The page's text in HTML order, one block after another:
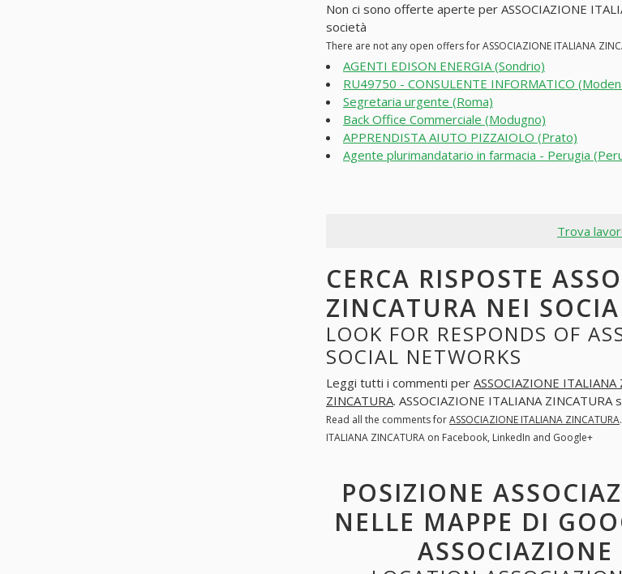
Non ci sono offerte aperte per ASSOCIAZIONE
società
There are not any open offers for ASSOCIAZIONE ITALIANA
AGENTI EDISON ENERGIA (Sondrio)
RU49750 - CONSULENTE INFORMATICO
Segretaria urgente (Roma)
Back Office Commerciale (Modugno)
APPRENDISTA AIUTO PIZZAIOLO (Prato)
Agente plurimandatario in farmacia - Perugia
Trova
CERCA RISPOSTE
ZINCATURA NEI
LOOK FOR RESPONDS OF
SOCIAL NETWORKS
Leggi tutti i commenti per ASSOCIAZIONE ITALIANA
ZINCATURA. ASSOCIAZIONE ITALIANA
Read all the comments forASSOCIAZIONE ITALIANA ZINCATURA
ITALIANA ZINCATURA on Facebook, LinkedIn and Google+
POSIZIONE
NELLE MAPPE DI